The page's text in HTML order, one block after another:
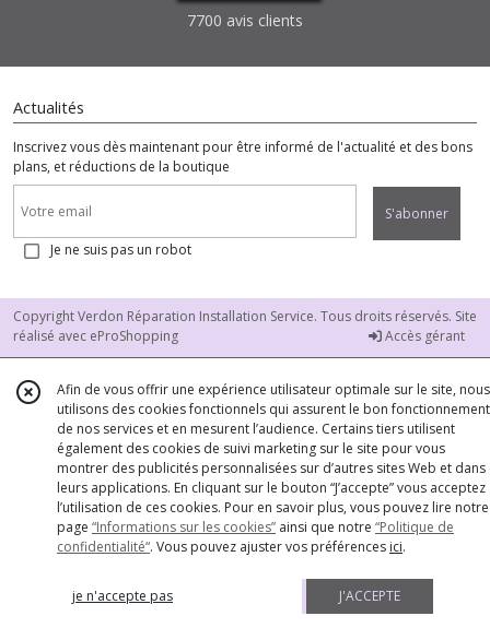
7700 avis clients
Actualités
Inscrivez vous dès maintenant pour être informé de l'actualité et des bons
plans, et réductions de la boutique
S'abonner
Je ne suis pas un robot
Copyright Verdon Réparation Installation Service. Tous droits réservés. Site
réalisé avec eProShopping Accès gérant
Afin de vous offrir une expérience utilisateur optimale sur le site, nous
utilisons des cookies fonctionnels qui assurent le bon fonctionnement
de nos services et en mesurent l’audience. Certains tiers utilisent
également des cookies de suivi marketing sur le site pour vous
montrer des publicités personnalisées sur d’autres sites Web et dans
leurs applications. En cliquant sur le bouton “J’accepte” vous acceptez
l’utilisation de ces cookies. Pour en savoir plus, vous pouvez lire notre
page “Informations sur les cookies” ainsi que notre “Politique de
confidentialité“. Vous pouvez ajuster vos préférences ici.
je n'accepte pas J'ACCEPTE